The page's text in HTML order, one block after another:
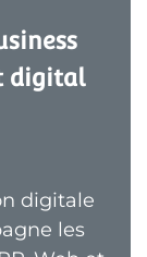
digital
digitale
les